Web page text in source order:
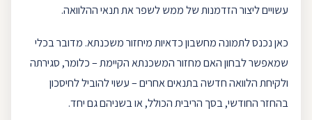
עשויים ליצור הזדמנות של ממש לשפר את תנאי ההלוואה.
כאן נכנס לתמונהמחשבוןכדאיות מיחזור משכנתא. מדובר בכלי
שמאפשר לבחון האם מחזור המשכנתא הקיימת – כלומר, סגירתה
ולקיחת הלוואה חדשה בתנאים אחרים – עשוי להוביל לחיסכון
בהחזר החודשי, בסך הריבית הכולל, או בשניהם גם יחד.